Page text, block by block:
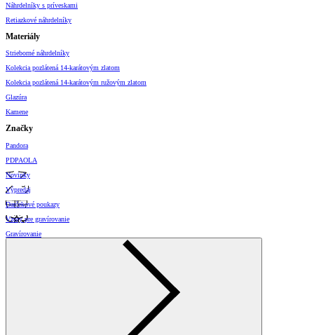
Náhrdelníky s príveskami
Retiazkové náhrdelníky
Materiály
Strieborné náhrdelníky
Kolekcia pozlátená 14-karátovým zlatom
Kolekcia pozlátená 14-karátovým ružovým zlatom
Glazúra
Kamene
Značky
Pandora
PDPAOLA
Novinky
Výpredaj
Darčekové poukazy
Vzory pre gravírovanie
Gravírovanie